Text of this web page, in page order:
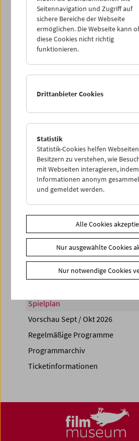
Do 19.8.
Sa 21.8.
PROGRAMM ÜBERBLICK
Share on
Spielplan
Vorschau Sept / Okt 2026
Regelmäßige Programme
Programmarchiv
Ticketinformationen
Seitennavigation und Zugriff auf
sichere Bereiche der Webseite
ermöglichen. Die Webseite kann
diese Cookies nicht richtig
funktionieren.
Drittanbieter Cookies
Statistik
Statistik-Cookies helfen
Besitzern zu verstehen, wie
mit Webseiten interagieren, indem
Informationen anonym
und gemeldet werden.
Alle Cookies
Nur ausgewählte Cookies
Nur notwendige Cookies